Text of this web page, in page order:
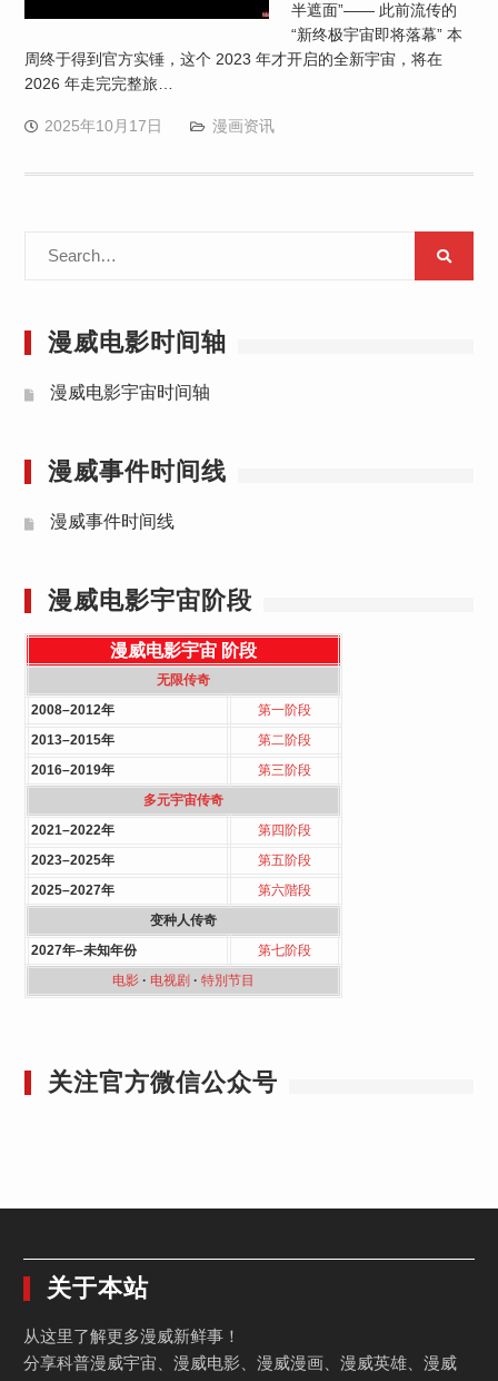
半遮面”—— 此前流传的
“新终极宇宙即将落幕” 本
周终于得到官方实锤，这个 2023 年才开启的全新宇宙，将在
2026 年走完完整旅…
2025年10月17日 漫画资讯
漫威电影时间轴
漫威电影宇宙时间轴
漫威事件时间线
漫威事件时间线
漫威电影宇宙阶段
漫威电影宇宙 阶段
无限传奇
2008–2012年
第一阶段
2013–2015年
第二阶段
2016–2019年
第三阶段
多元宇宙传奇
2021–2022年
第四阶段
2023–2025年
第五阶段
2025–2027年
第六階段
变种人传奇
2027年–未知年份
第七阶段
电影· 电视剧 · 特別节目
关注官方微信公众号
关于本站
从这里了解更多漫威新鲜事！
分享科普漫威宇宙、漫威电影、漫威漫画、漫威英雄、漫威